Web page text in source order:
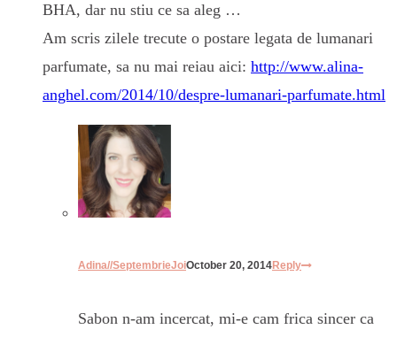
BHA, dar nu stiu ce sa aleg …
Am scris zilele trecute o postare legata de lumanari
parfumate, sa nu mai reiau aici: http://www.alina-
anghel.com/2014/10/despre-lumanari-parfumate.html
Adina//SeptembrieJoiOctober 20, 2014Reply
Sabon n-am incercat, mi-e cam frica sincer ca